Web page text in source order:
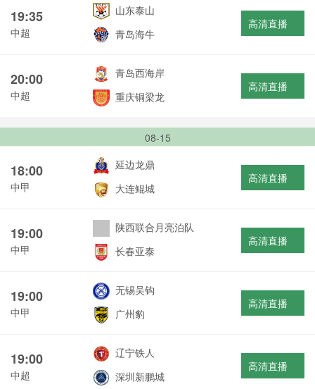
19:35
中超
山东泰山
青岛海牛
高清直播
20:00
中超
青岛西海岸
重庆铜梁龙
高清直播
08-15
18:00
中甲
延边龙鼎
大连鲲城
高清直播
19:00
中甲
陕西联合月亮泊队
长春亚泰
高清直播
19:00
中甲
无锡吴钩
广州豹
高清直播
19:00
中超
辽宁铁人
深圳新鹏城
高清直播